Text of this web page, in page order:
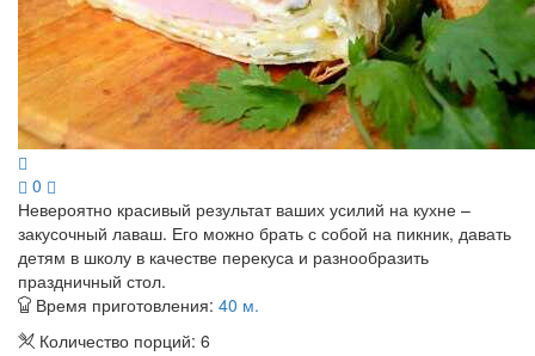
0
Невероятно красивый результат ваших усилий на кухне –
закусочный лаваш. Его можно брать с собой на пикник, давать
детям в школу в качестве перекуса и разнообразить
праздничный стол.
Время приготовления: 40 м.
Количество порций: 6